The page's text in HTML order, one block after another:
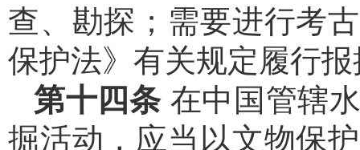
查、勘探；需要进行考
保护法》有关规定履行
第十四条 在中国管辖
掘活动，应当以文物保